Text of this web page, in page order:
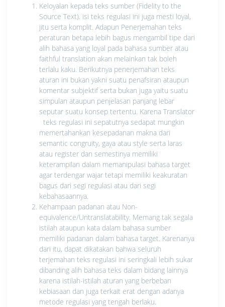
Keloyalan kepada teks sumber (Fidelity to the
Source Text). isi teks regulasi ini juga mesti loyal,
jitu serta komplit. Adapun Penerjemahan teks
peraturan betapa lebih bagus mengambil tipe dari
alih bahasa yang loyal pada bahasa sumber atau
faithful translation akan melainkan tak boleh
terlalu kaku. Berikutnya penerjemahan teks
aturan ini bukan yakni suatu penafsiran ataupun
komentar subjektif serta bukan juga yaitu suatu
simpulan ataupun penjelasan panjang lebar
seputar suatu konsep tertentu. Karena Translator
teks regulasi ini sepatutnya sedapat mungkin
memertahankan kesepadanan makna dari
semantic congruity, gaya atau style serta laras
atau register dan semestinya memiliki
keterampilan dalam memanipulasi bahasa target
agar terdengar wajar tetapi memiliki keakuratan
bagus dari segi regulasi atau dari segi
kebahasaannya.
Kehampaan padanan atau Non-
equivalence/Untranslatability. Memang tak segala
istilah ataupun kata dalam bahasa sumber
memiliki padanan dalam bahasa target. Karenanya
dari itu, dapat dikatakan bahwa seluruh
terjemahan teks regulasi ini seringkali lebih sukar
dibanding alih bahasa teks dalam bidang lainnya
karena istilah-istilah aturan yang berbeban
kebiasaan dan juga terkait erat dengan adanya
metode regulasi yang tengah berlaku.